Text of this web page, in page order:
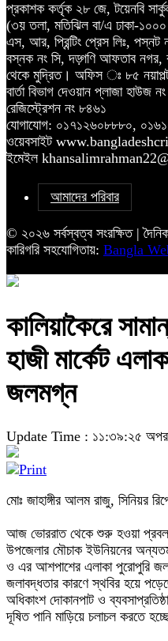
প্রকাশক কর্তৃক ২৮ জে, টয়েনবি
(৩য় তলা, মতিঝিল বা/এ ঢাকা-
এস, আর, প্রিন্টিং প্রেস লিঃ,
বস্নক নং সি, দড়্গণি আফতাব নগর,
থেকে মুদ্রিত। অফিস ঃ ৮৫
বার্তা বিভাগ দেওয়ান প্লাজা
রেজিস্ট্রেশন নং ৮৪৬১
যোগাযোগ: ০১৭১২৬০৮৮৮০,
ওয়েবসাইট
ইমেইল
আমাদের পরিবার
© ২০২৬ সর্বস্বত্ব সংরক্ষিত | দৈনিক
কারিগরি সহযোগিতায়: Bangla
কালিয়াকৈরে
হাজী মার্কেট
জলমগ্ন
Update Time : ১১:৩৯:২৫
মোঃ জাহাঙ্গীর আলম রাজু, সিনিয়র
‎আজ ভোররাত থেকে শুরু হওয়া প্রবল
উপজেলার মৌচাক ইউনিয়নের অন্যতম
ও এর আশপাশের এলাকা পুরোপুরি
জলাবদ্ধতার কারণে স্থবির হয়ে
অধিকাংশ দোকানপাট ও
দূষিত পানি মাড়িয়ে চলাচল করতে